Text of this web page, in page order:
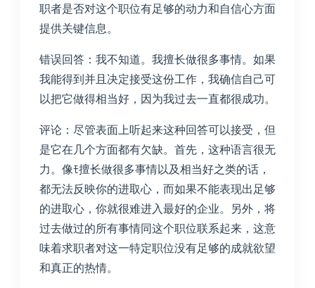
职者是否对这个职位有足够的动力和自信心方面
提供关键信息。
错误回答：我不知道。我擅长做很多事情。如果
我能得到并且决定接受这份工作，我确信自己可
以把它做得相当好，因为我过去一直都很成功。
评论：尽管表面上听起来这种回答可以接受，但
是它在几个方面都有欠缺。首先，这种语言很无
力。像ﾓ擅长做很多事情以及相当好之类的话，
都无法反映你的进取心，而如果不能表现出足够
的进取心，你就很难进入最好的企业。另外，将
过去做过的所有事情同这个职位联系起来，这意
味着求职者对这一特定职位没有足够的成就欲望
和真正的热情。